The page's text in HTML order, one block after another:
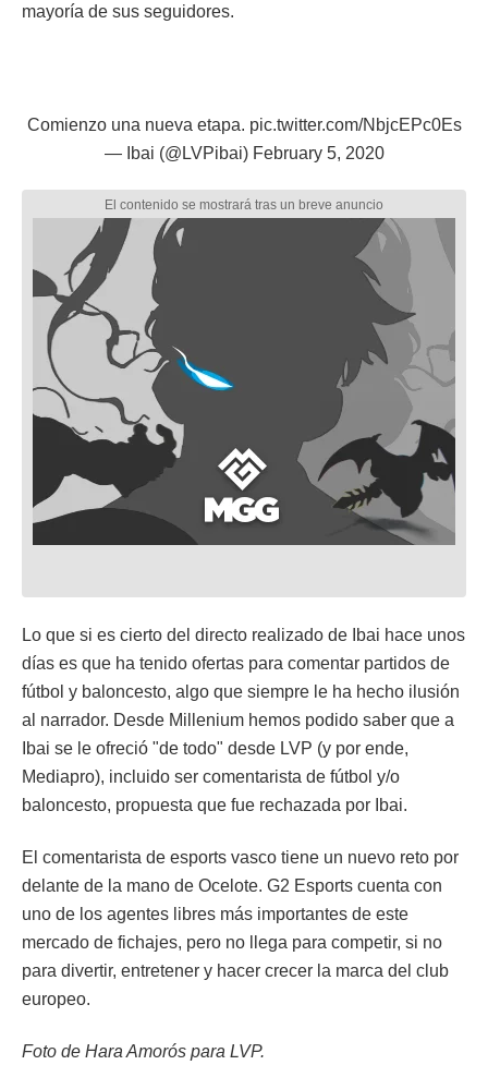
mayoría de sus seguidores.
Comienzo una nueva etapa. pic.twitter.com/NbjcEPc0Es
— Ibai (@LVPibai) February 5, 2020
Lo que si es cierto del directo realizado de Ibai hace unos
días es que ha tenido ofertas para comentar partidos de
fútbol y baloncesto, algo que siempre le ha hecho ilusión
al narrador. Desde Millenium hemos podido saber que a
Ibai se le ofreció "de todo" desde LVP (y por ende,
Mediapro), incluido ser comentarista de fútbol y/o
baloncesto, propuesta que fue rechazada por Ibai.
El comentarista de esports vasco tiene un nuevo reto por
delante de la mano de Ocelote. G2 Esports cuenta con
uno de los agentes libres más importantes de este
mercado de fichajes, pero no llega para competir, si no
para divertir, entretener y hacer crecer la marca del club
europeo.
Foto de Hara Amorós para LVP.